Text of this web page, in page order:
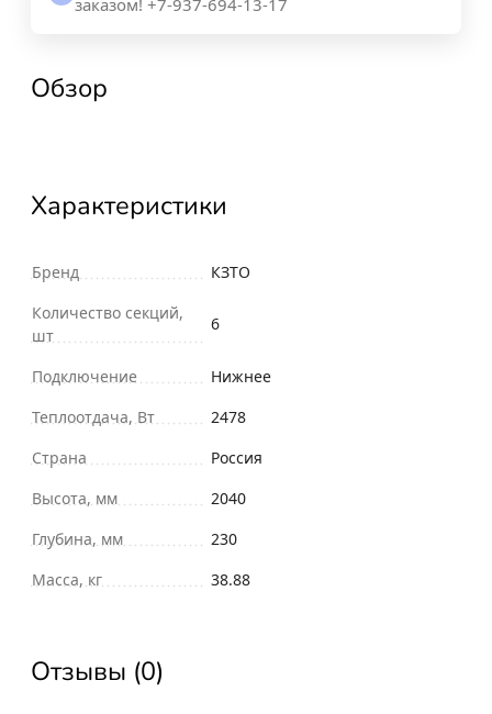
заказом! +7-937-694-13-17
Обзор
Характеристики
Бренд
КЗТО
Количество секций,
шт
6
Подключение
Нижнее
Теплоотдача, Вт
2478
Страна
Россия
Высота, мм
2040
Глубина, мм
230
Масса, кг
38.88
Отзывы (0)